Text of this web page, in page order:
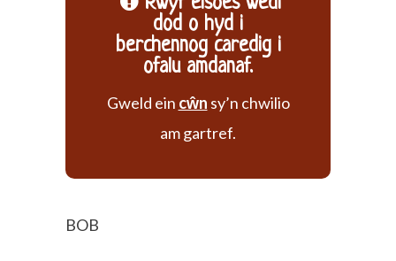
dod o hyd i
berchennog caredig i
ofalu amdanaf.
Gweld ein cŵn sy’n chwilio
am gartref.
BOB